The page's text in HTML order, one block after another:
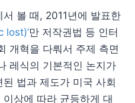
볼 때, 2011년에 발표한
lost)’만 저작권법 등 인터
개혁을 다뤄서 주제 측면
레식의 기본적인 논지가
법과 제도가 미국 사회
상에 따라 균등하게 대